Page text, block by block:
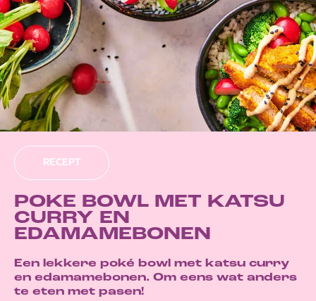
RECEPT
POKE BOWL MET KATSU
CURRY EN
EDAMAMEBONEN
Een lekkere poké bowl met katsu curry
en edamamebonen. Om eens wat anders
te eten met pasen!